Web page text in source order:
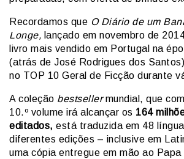
Recordamos que O Diário de um
Longe, lançado em novembro de
livro mais vendido em Portugal na
(atrás de José Rodrigues dos
no TOP 10 Geral de Ficção durante
A coleção bestsellermundial, que
10.º volume irá alcançar os 164
editados, está traduzida em 48
diferentes edições – inclusive em
uma cópia entregue em mão ao